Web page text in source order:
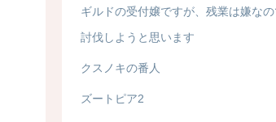
ギルドの受付嬢ですが、残業は嫌な
討伐しようと思います
クスノキの番人
ズートピア2